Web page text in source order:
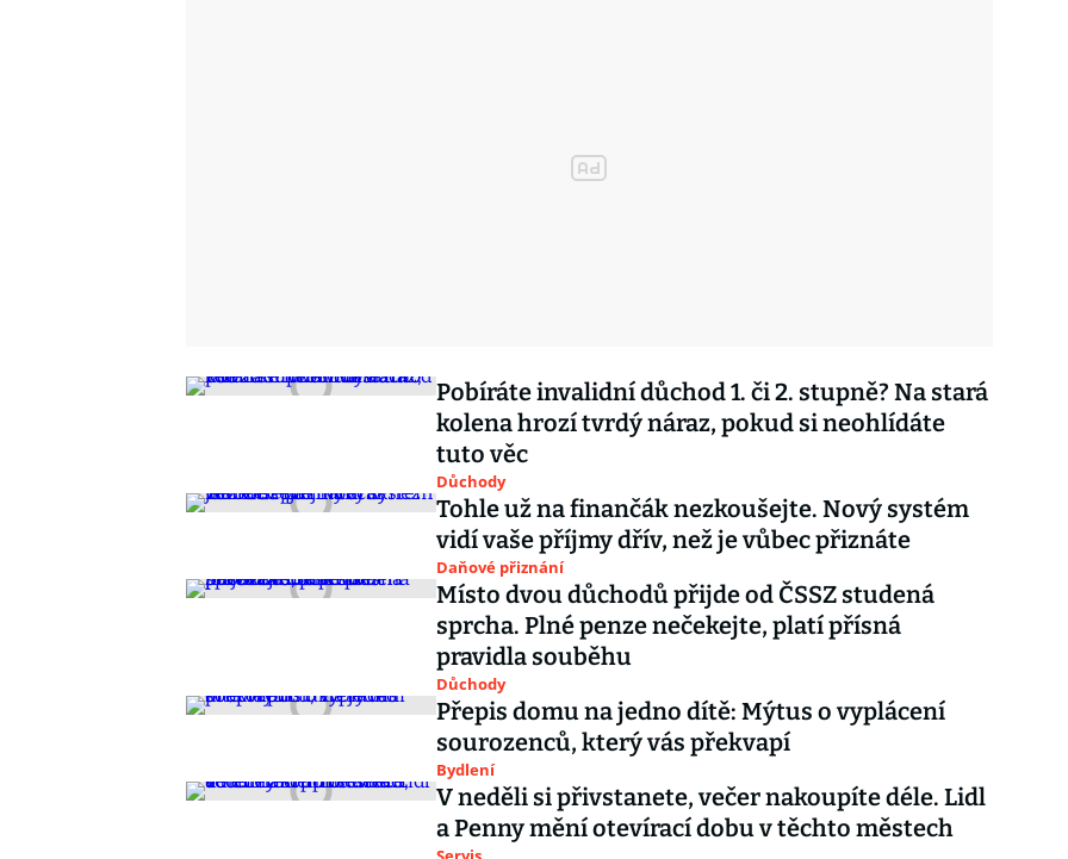
Pobíráte invalidní důchod 1. či 2. stupně? Na stará
kolena hrozí tvrdý náraz, pokud si neohlídáte
tuto věc
Důchody
Tohle už na finančák nezkoušejte. Nový systém
vidí vaše příjmy dřív, než je vůbec přiznáte
Daňové přiznání
Místo dvou důchodů přijde od ČSSZ studená
sprcha. Plné penze nečekejte, platí přísná
pravidla souběhu
Důchody
Přepis domu na jedno dítě: Mýtus o vyplácení
sourozenců, který vás překvapí
Bydlení
V neděli si přivstanete, večer nakoupíte déle. Lidl
a Penny mění otevírací dobu v těchto městech